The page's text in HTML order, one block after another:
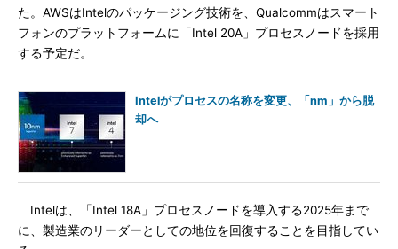
た。AWSはIntelのパッケージング技術を、Qualcommはスマート
フォンのプラットフォームに「Intel 20A」プロセスノードを採用
する予定だ。
Intelがプロセスの名称を変更、「nm」から脱
却へ
Intelは、「Intel 18A」プロセスノードを導入する2025年まで
に、製造業のリーダーとしての地位を回復することを目指してい